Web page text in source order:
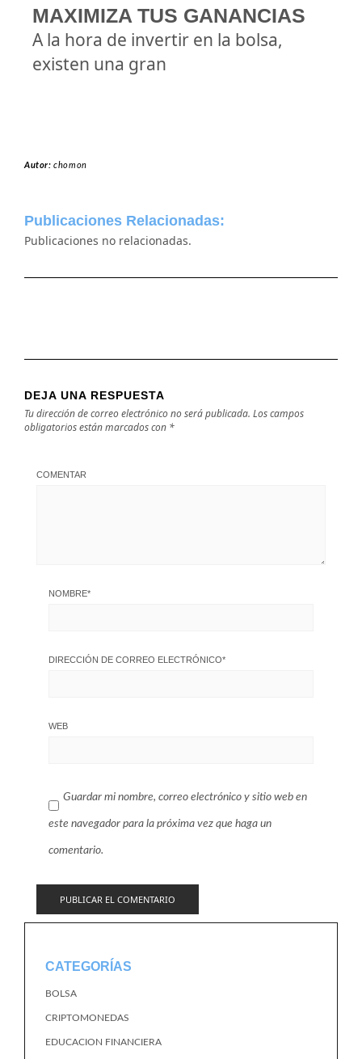
MAXIMIZA TUS GANANCIAS
A la hora de invertir en la bolsa,
existen una gran
Autor:chomon
Publicaciones Relacionadas:
Publicaciones no relacionadas.
DEJA UNA RESPUESTA
Tu dirección de correo electrónico no será publicada. Los campos
obligatorios están marcados con *
COMENTAR
NOMBRE*
DIRECCIÓN DE CORREO ELECTRÓNICO*
WEB
Guardar mi nombre, correo electrónico y sitio web en
este navegador para la próxima vez que haga un
comentario.
CATEGORÍAS
BOLSA
CRIPTOMONEDAS
EDUCACION FINANCIERA